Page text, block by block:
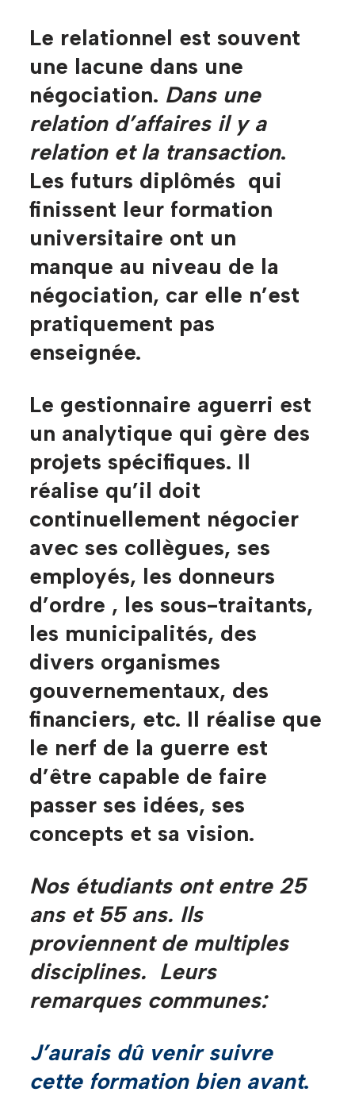
Le relationnel est souvent
une lacune dans une
négociation. Dansune
relation d’affaires il y a
relation et la transaction.
Les futurs diplômés qui
finissent leur formation
universitaire ont un
manque au niveau de la
négociation, car elle n’est
pratiquement pas
enseignée.
Le gestionnaire aguerri est
un analytique qui gère des
projets spécifiques. Il
réalise qu’il doit
continuellement négocier
avec ses collègues, ses
employés, les donneurs
d’ordre , les sous-traitants,
les municipalités, des
divers organismes
gouvernementaux, des
financiers, etc. Il réalise que
le nerf de la guerre est
d’être capable de faire
passer ses idées, ses
concepts et sa vision.
Nos étudiants ont entre 25
ans et 55 ans. Ils
proviennent de multiples
disciplines. Leurs
remarques communes:
J’aurais dû venir suivre
cette formation bien avant.